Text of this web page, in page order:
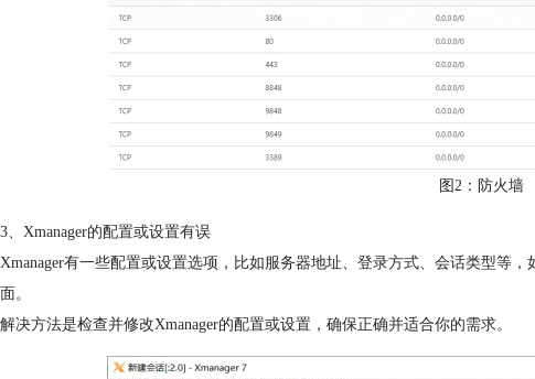
图2：防火墙
3、Xmanager的配置或设置有误
Xmanager有一些配置或设置选项，比如服务器地址、登录方式、会话类型等
面。
解决方法是检查并修改Xmanager的配置或设置，确保正确并适合你的需求。